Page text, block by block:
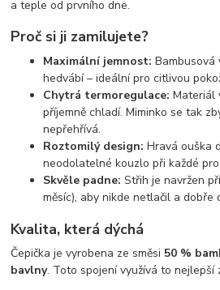
a teple od prvního dne.
Proč si ji zamilujete?
Maximální jemnost: Bambusová
hedvábí – ideální pro citlivou
Chytrá termoregulace: Materiál
příjemně chladí. Miminko se tak
nepřehřívá.
Roztomilý design: Hravá ouška
neodolatelné kouzlo při každé
Skvěle padne: Střih je navržen
měsíc), aby nikde netlačil a dobře
Kvalita, která dýchá
Čepička je vyrobena ze směsi 50 %
bavlny. Toto spojení využívá to nejlepší